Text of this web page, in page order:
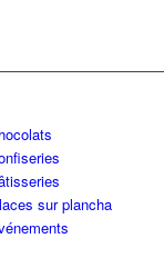
sur plancha